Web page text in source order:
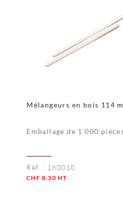
Mélangeurs en bois 114
Emballage de 1'000
Réf. : 180010
CHF 8.30 HT